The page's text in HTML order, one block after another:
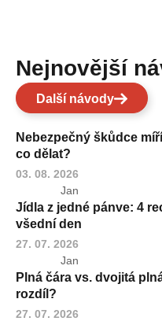
Nejnovější
Další návody
Nebezpečný škůdce
co dělat?
03. 08. 2026
Jan
Jídla z jedné pánve: 4
všední den
27. 07. 2026
Jan
Plná čára vs. dvojitá
rozdíl?
27. 07. 2026